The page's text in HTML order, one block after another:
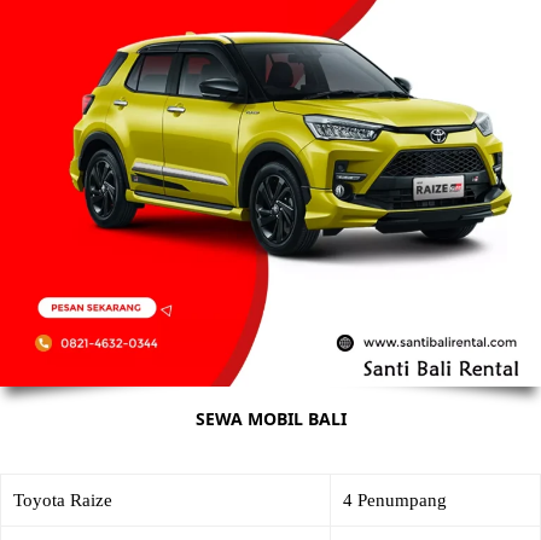
SEWA MOBIL BALI
Toyota Raize 4 Penumpang